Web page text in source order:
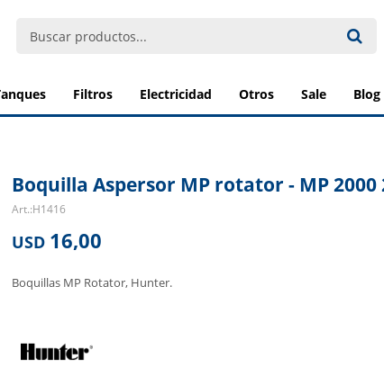
tanques filtros electricidad otros sale blog
Boquilla Aspersor MP rotator - MP 2000
H1416
USD 16,00
Boquillas MP Rotator, Hunter.